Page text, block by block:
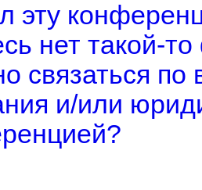
эту
нет такой-
связаться по
и/или